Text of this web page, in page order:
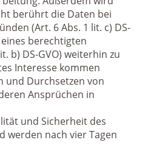
berührt die Daten bei
(Art. 6 Abs. 1 lit. c) DS-
berechtigten
b) DS-GVO) weiterhin zu
Interesse kommen
und Durchsetzen von
Ansprüchen in
und Sicherheit des
werden nach vier Tagen